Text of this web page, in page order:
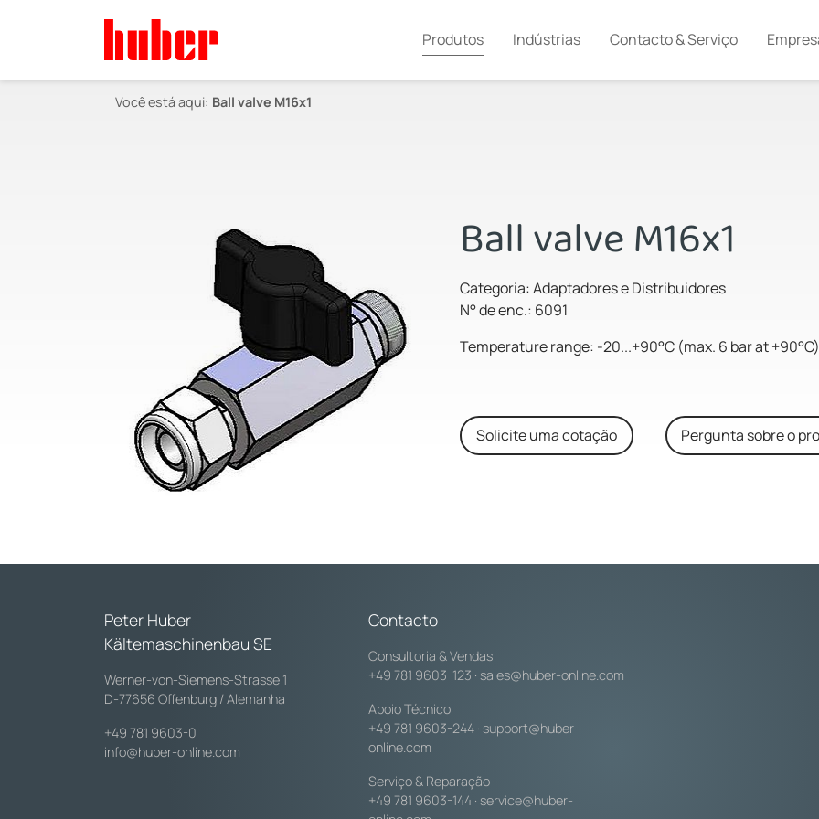
Produtos Indústrias Contacto & Serviço
Você está aqui: Ball valve M16x1
Ball valve M16x1
Categoria: Adaptadores e Distribuidores
N° de enc.: 6091
Temperature range: -20...+90°C (max. 6 bar at
Solicite uma cotação Pergunta sobre o
Peter Huber
Kältemaschinenbau SE
Werner-von-Siemens-Strasse 1
D-77656 Offenburg / Alemanha
+49 781 9603-0
info@huber-online.com
Contacto
Consultoria & Vendas
+49 781 9603-123 · sales@huber-online.com
Apoio Técnico
+49 781 9603-244 · support@huber-
online.com
Serviço & Reparação
+49 781 9603-144 · service@huber-